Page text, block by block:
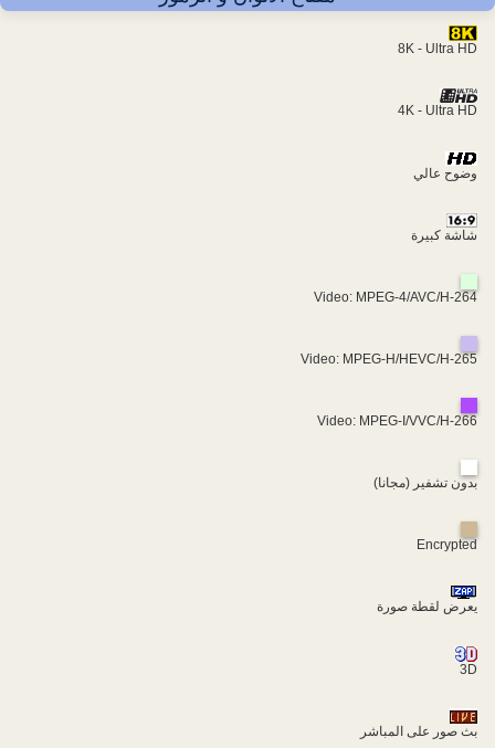
8K - Ultra HD
4K - Ultra HD
وضوح عالي
شاشة كبيرة
Video: MPEG-4/AVC/H-264
Video: MPEG-H/HEVC/H-265
Video: MPEG-I/VVC/H-266
بدون تشفير (مجانا)
Encrypted
يعرض لقطة صورة
3D
بث صور على المباشر